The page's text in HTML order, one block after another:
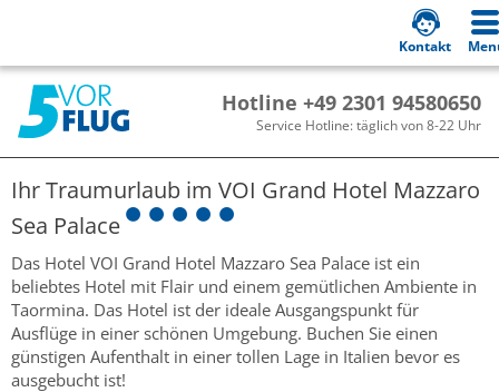
Hotline +49 2301 94580650
Service Hotline: täglich von 8-22 Uhr
Kontakt
Ihr Traumurlaub im VOI Grand Hotel Mazzaro
Sea Palace
Das Hotel VOI Grand Hotel Mazzaro Sea Palace ist ein
beliebtes Hotel mit Flair und einem gemütlichen Ambiente in
Taormina. Das Hotel ist der ideale Ausgangspunkt für
Ausflüge in einer schönen Umgebung. Buchen Sie einen
günstigen Aufenthalt in einer tollen Lage in Italien bevor es
ausgebucht ist!